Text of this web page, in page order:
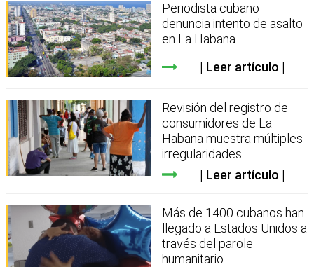
Periodista cubano
denuncia intento de asalto
en La Habana
Leer artículo
Revisión del registro de
consumidores de La
Habana muestra múltiples
irregularidades
Leer artículo
Más de 1400 cubanos han
llegado a Estados Unidos a
través del parole
humanitario